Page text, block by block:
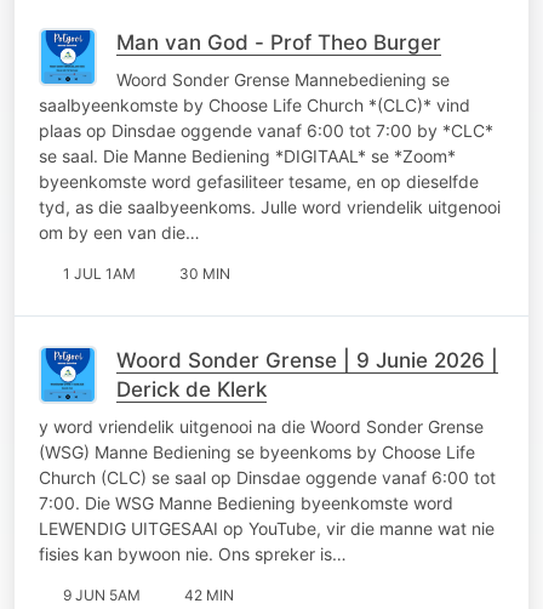
Man van God - Prof Theo Burger
Woord Sonder Grense Mannebediening se
saalbyeenkomste by Choose Life Church *(CLC)* vind
plaas op Dinsdae oggende vanaf 6:00 tot 7:00 by *CLC*
se saal. Die Manne Bediening *DIGITAAL* se *Zoom*
byeenkomste word gefasiliteer tesame, en op dieselfde
tyd, as die saalbyeenkoms. Julle word vriendelik uitgenooi
om by een van die…
1 JUL 1AM 30 MIN
Woord Sonder Grense | 9 Junie 2026 |
Derick de Klerk
y word vriendelik uitgenooi na die Woord Sonder Grense
(WSG) Manne Bediening se byeenkoms by Choose Life
Church (CLC) se saal op Dinsdae oggende vanaf 6:00 tot
7:00. Die WSG Manne Bediening byeenkomste word
LEWENDIG UITGESAAI op YouTube, vir die manne wat nie
fisies kan bywoon nie. Ons spreker is…
9 JUN 5AM 42 MIN